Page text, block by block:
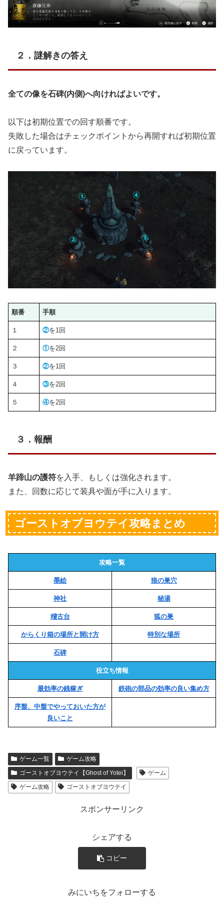
２．謎解きの答え
全ての像を石碑(内側)へ向ければよいです。
以下は初期位置での回す順番です。
失敗した場合はチェックポイントから再開すれば初期位置
に戻っています。
順番 手順
１ ②を1回
２ ①を2回
３ ②を1回
４ ③を2回
５ ④を2回
３．報酬
羊蹄山の護符を入手、もしくは強化されます。
また、回数に応じて装具や面が手に入ります。
ゴーストオブヨウテイ攻略まとめ
攻略一覧
墨絵 狼の巣穴
神社 秘湯
稽古台 狐の巣
からくり箱の場所と開け方 特別な場所
石碑
役立ち情報
最効率の銭稼ぎ 鉄砲の部品の効率の良い集め方
序盤、中盤でやっておいた方が
良いこと
ゲーム一覧
ゲーム攻略
ゴーストオブヨウテイ【Ghost of Yotei】
ゲーム
ゲーム攻略
ゴーストオブヨウテイ
スポンサーリンク
シェアする
コピー
みにいちをフォローする